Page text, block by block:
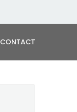
CONTACT